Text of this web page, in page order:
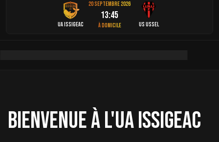
UA Issigeac
20 septembre 2026
13:45
À domicile US Ussel
Bienvenue à l'UA Issigeac